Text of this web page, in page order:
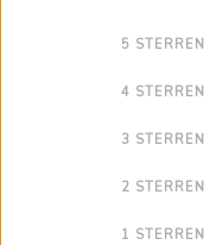
5 STERREN
4 STERREN
3 STERREN
2 STERREN
1 STERREN